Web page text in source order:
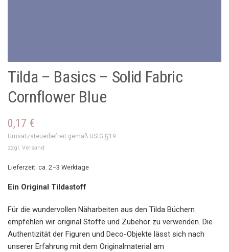
Tilda – Basics – Solid Fabric
Cornflower Blue
0,17 €
Umsatzsteuerbefreit gemäß UStG §19
zzgl. Versand
Lieferzeit: ca. 2–3 Werktage
Ein Original Tildastoff
Für die wundervollen Näharbeiten aus den Tilda Büchern
empfehlen wir original Stoffe und Zubehör zu verwenden. Die
Authentizität der Figuren und Deco-Objekte lässt sich nach
unserer Erfahrung mit dem Originalmaterial am